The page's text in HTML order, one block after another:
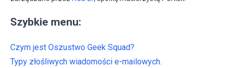
Szybkie menu:
Czym jest Oszustwo Geek Squad?
Typy złośliwych wiadomości e-mailowych.